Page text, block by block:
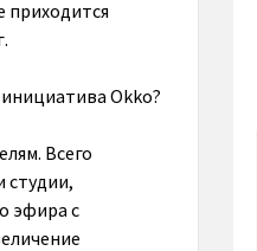
приходится
Okko?
Всего
студии,
эфира с